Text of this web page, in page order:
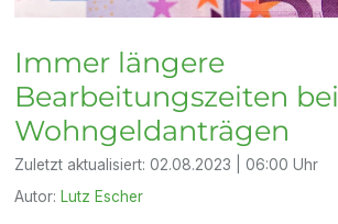
Immer längere
Bearbeitungszeiten bei
Wohngeldanträgen
Zuletzt aktualisiert:02.08.2023 | 06:00 Uhr
Autor: Lutz Escher